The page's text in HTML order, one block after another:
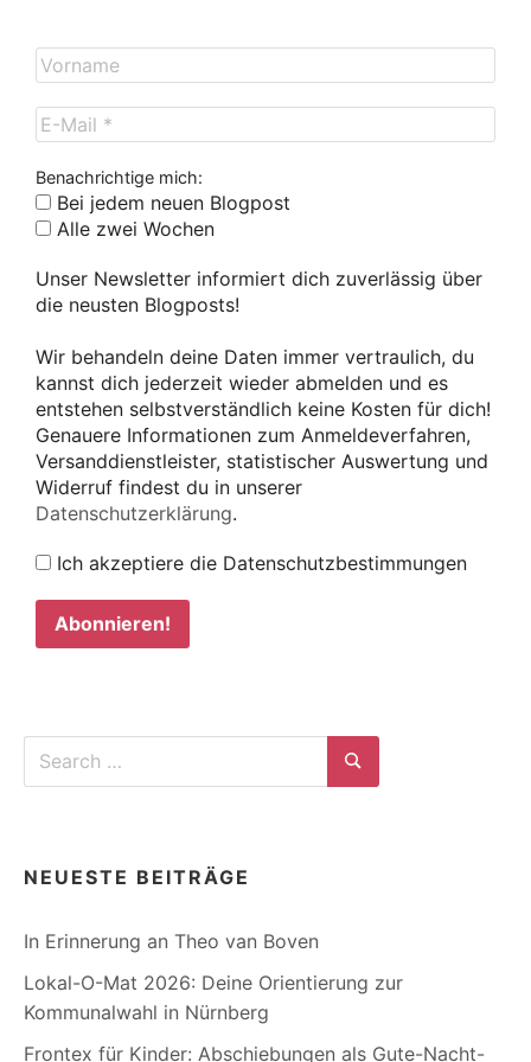
Benachrichtige mich:
Bei jedem neuen Blogpost
Alle zwei Wochen
Unser Newsletter informiert dich zuverlässig über
die neusten Blogposts!
Wir behandeln deine Daten immer vertraulich, du
kannst dich jederzeit wieder abmelden und es
entstehen selbstverständlich keine Kosten für dich!
Genauere Informationen zum Anmeldeverfahren,
Versanddienstleister, statistischer Auswertung und
Widerruf findest du in unserer
Datenschutzerklärung.
Ich akzeptiere die Datenschutzbestimmungen
Search
Search
NEUESTE BEITRÄGE
In Erinnerung an Theo van Boven
Lokal-O-Mat 2026: Deine Orientierung zur
Kommunalwahl in Nürnberg
Frontex für Kinder: Abschiebungen als Gute-Nacht-